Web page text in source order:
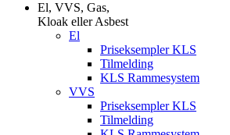
El, VVS, Gas,
Kloak eller Asbest
El
Priseksempler KLS
Tilmelding
KLS Rammesystem
VVS
Priseksempler KLS
Tilmelding